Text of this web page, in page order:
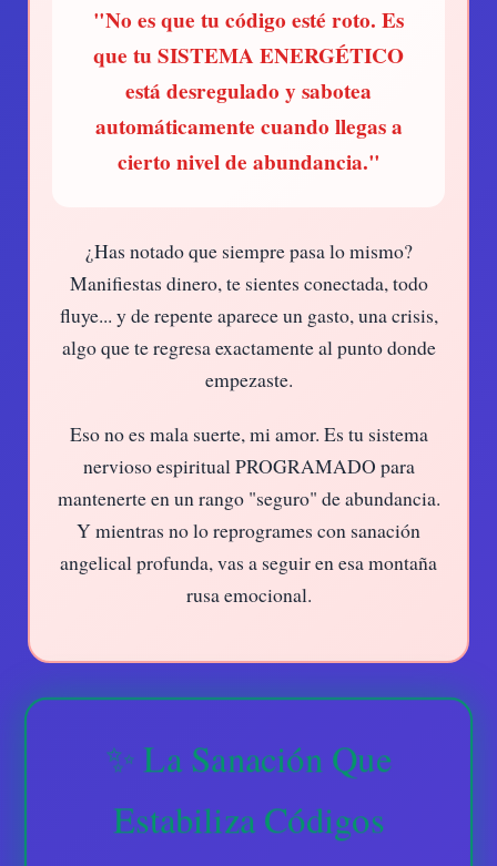
"No es que tu código esté roto. Es
que tu SISTEMA ENERGÉTICO
está desregulado y sabotea
automáticamente cuando llegas a
cierto nivel de abundancia."
¿Has notado que siempre pasa lo mismo?
Manifiestas dinero, te sientes conectada, todo
fluye... y de repente aparece un gasto, una crisis,
algo que te regresa exactamente al punto donde
empezaste.
Eso no es mala suerte, mi amor. Es tu sistema
nervioso espiritual PROGRAMADO para
mantenerte en un rango "seguro" de abundancia.
Y mientras no lo reprogrames con sanación
angelical profunda, vas a seguir en esa montaña
rusa emocional.
✨ La Sanación Que
Estabiliza Códigos